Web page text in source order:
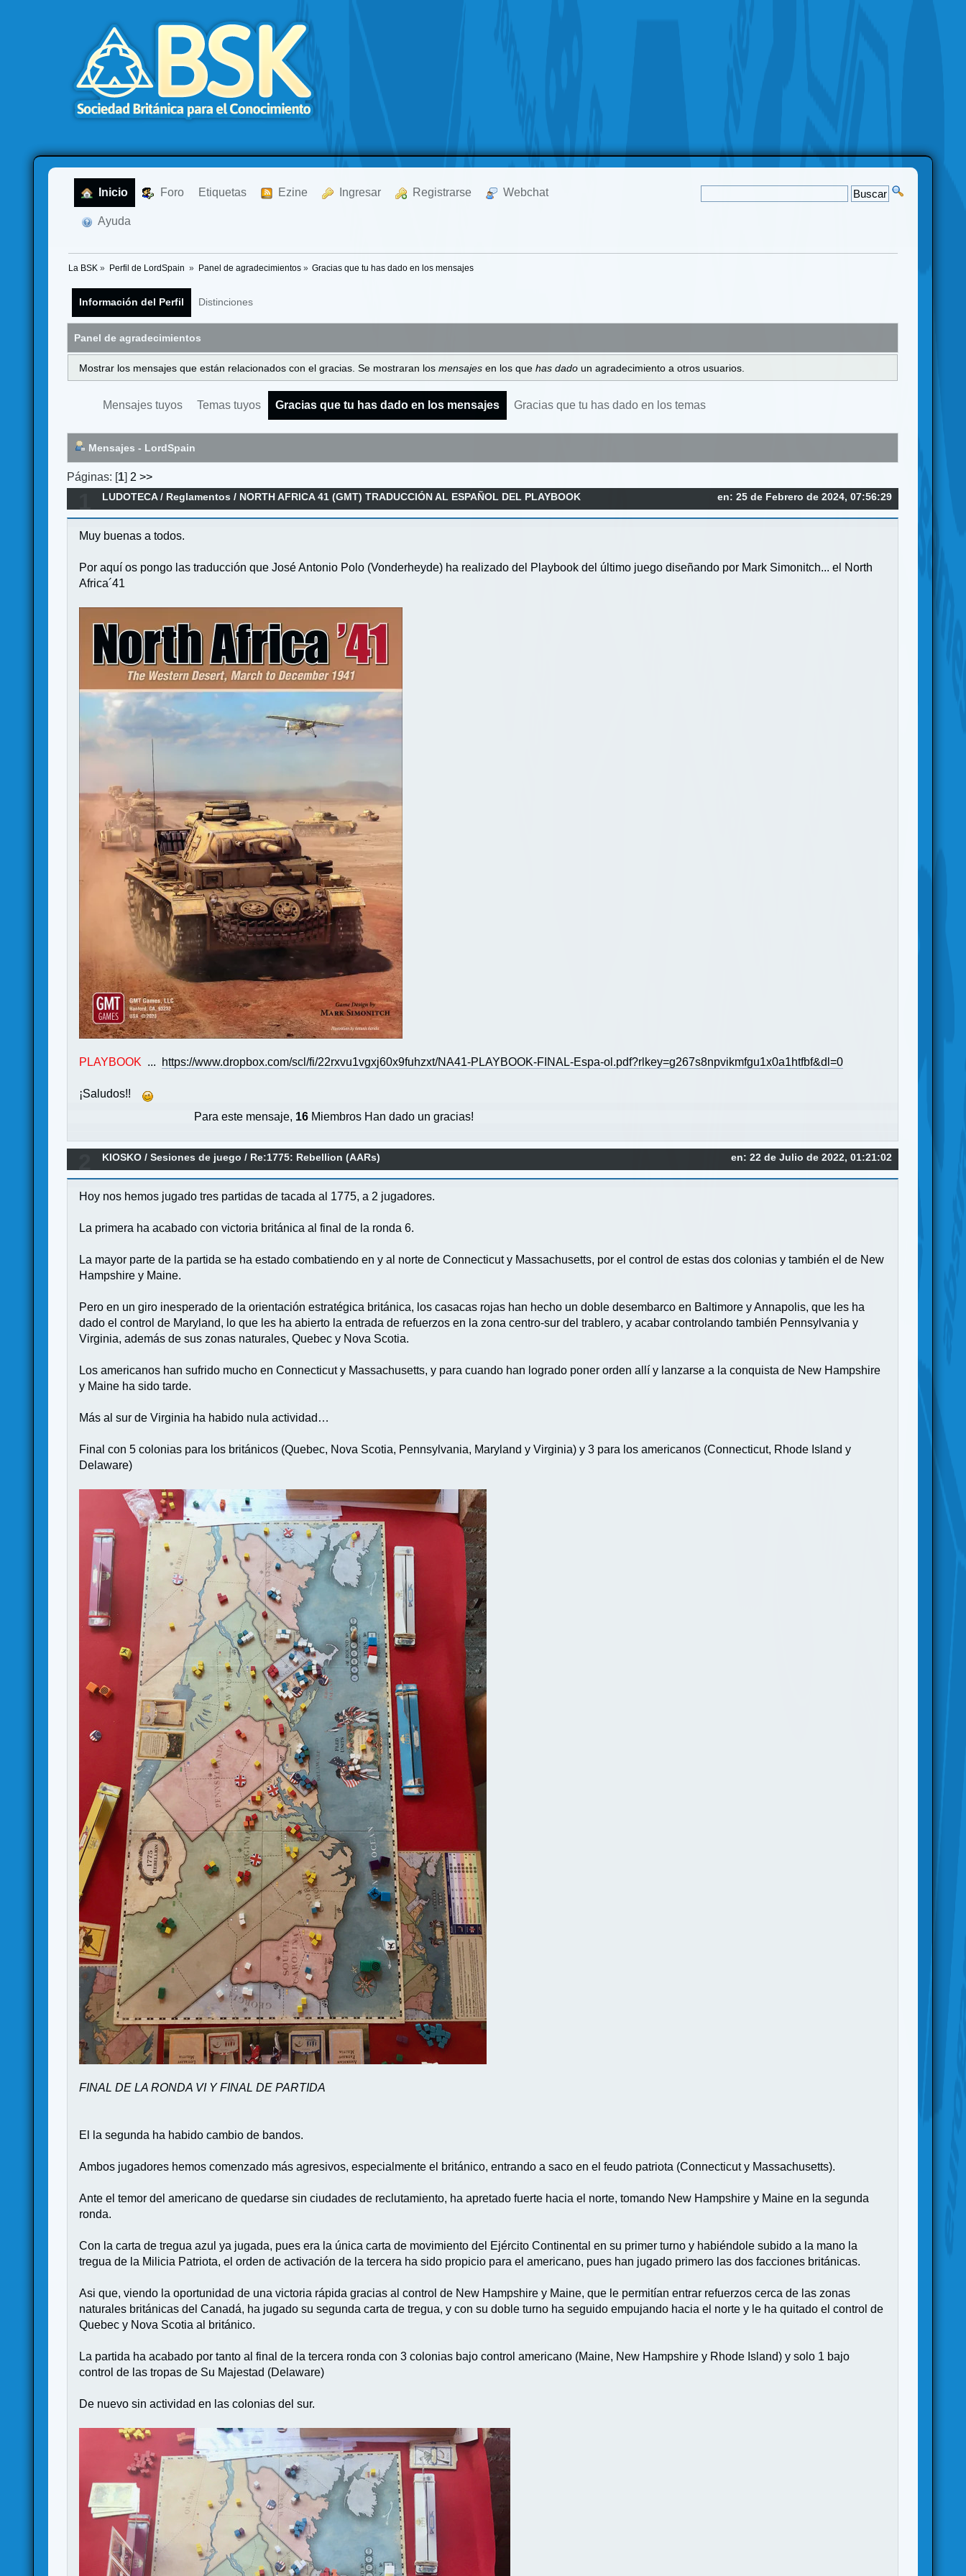
Inicio Foro Etiquetas Ezine Ingresar Registrarse Webchat
Ayuda
La BSK » Perfil de LordSpain » Panel de agradecimientos» Gracias que tu has dado en los mensajes
Información del Perfil Distinciones
Panel de agradecimientos
Mostrar los mensajes que están relacionados con el gracias. Se mostraran los mensajes en los que has dado un agradecimiento a otros usuarios.
Mensajes tuyos Temas tuyos Gracias que tu has dado en los mensajes Gracias que tu has dado en los temas
Mensajes - LordSpain
Páginas: [1] 2 >>
en: 25 de Febrero de 2024, 07:56:29
LUDOTECA/ Reglamentos / NORTH AFRICA 41 (GMT) TRADUCCIÓN AL ESPAÑOL DEL PLAYBOOK
Muy buenas a todos.
Por aquí os pongo las traducción que José Antonio Polo (Vonderheyde) ha realizado del Playbook del último juego diseñando por Mark Simonitch... el North
Africa´41
PLAYBOOK ... https://www.dropbox.com/scl/fi/22rxvu1vgxj60x9fuhzxt/NA41-PLAYBOOK-FINAL-Espa-ol.pdf?rlkey=g267s8npvikmfgu1x0a1htfbf&dl=0
¡Saludos!!
Para este mensaje, 16 Miembros Han dado un gracias!
en: 22 de Julio de 2022, 01:21:02
KIOSKO /Sesiones de juego / Re:1775: Rebellion (AARs)
Hoy nos hemos jugado tres partidas de tacada al 1775, a 2 jugadores.
La primera ha acabado con victoria británica al final de la ronda 6.
La mayor parte de la partida se ha estado combatiendo en y al norte de Connecticut y Massachusetts, por el control de estas dos colonias y también el de New
Hampshire y Maine.
Pero en un giro inesperado de la orientación estratégica británica, los casacas rojas han hecho un doble desembarco en Baltimore y Annapolis, que les ha
dado el control de Maryland, lo que les ha abierto la entrada de refuerzos en la zona centro-sur del trablero, y acabar controlando también Pennsylvania y
Virginia, además de sus zonas naturales, Quebec y Nova Scotia.
Los americanos han sufrido mucho en Connecticut y Massachusetts, y para cuando han logrado poner orden allí y lanzarse a la conquista de New Hampshire
y Maine ha sido tarde.
Más al sur de Virginia ha habido nula actividad…
Final con 5 colonias para los británicos (Quebec, Nova Scotia, Pennsylvania, Maryland y Virginia) y 3 para los americanos (Connecticut, Rhode Island y
Delaware)
FINAL DE LA RONDA VI Y FINAL DE PARTIDA
El la segunda ha habido cambio de bandos.
Ambos jugadores hemos comenzado más agresivos, especialmente el británico, entrando a saco en el feudo patriota (Connecticut y Massachusetts).
Ante el temor del americano de quedarse sin ciudades de reclutamiento, ha apretado fuerte hacia el norte, tomando New Hampshire y Maine en la segunda
ronda.
Con la carta de tregua azul ya jugada, pues era la única carta de movimiento del Ejército Continental en su primer turno y habiéndole subido a la mano la
tregua de la Milicia Patriota, el orden de activación de la tercera ha sido propicio para el americano, pues han jugado primero las dos facciones británicas.
Asi que, viendo la oportunidad de una victoria rápida gracias al control de New Hampshire y Maine, que le permitían entrar refuerzos cerca de las zonas
naturales británicas del Canadá, ha jugado su segunda carta de tregua, y con su doble turno ha seguido empujando hacia el norte y le ha quitado el control de
Quebec y Nova Scotia al británico.
La partida ha acabado por tanto al final de la tercera ronda con 3 colonias bajo control americano (Maine, New Hampshire y Rhode Island) y solo 1 bajo
control de las tropas de Su Majestad (Delaware)
De nuevo sin actividad en las colonias del sur.